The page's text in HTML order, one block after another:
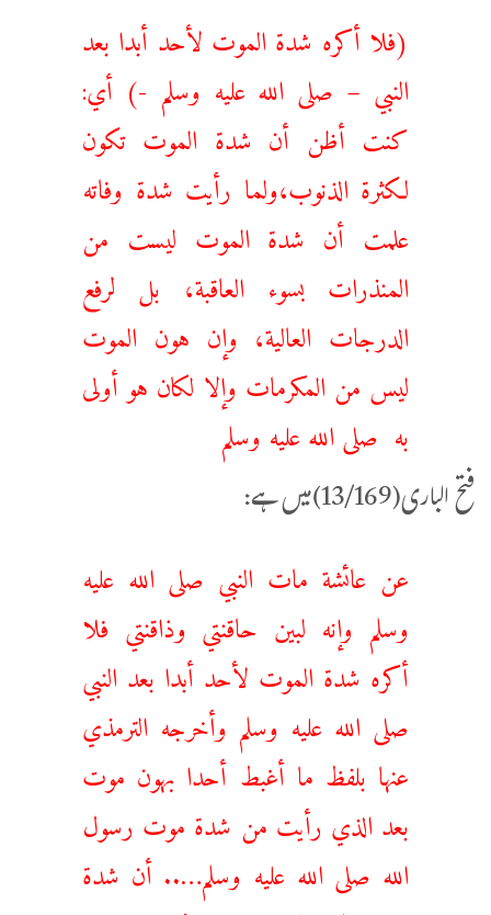
(فلا أكره شدة الموت لأحد أبدا بعد
النبي – صلى الله عليه وسلم -) أي:
كنت أظن أن شدة الموت تكون
لكثرة الذنوب،ولما رأيت شدة وفاته
علمت أن شدة الموت ليست من
المنذرات بسوء العاقبة، بل لرفع
الدرجات العالية، وإن هون الموت
ليس من المكرمات وإلا لكان هو أولى
به صلى الله عليه وسلم
فتح الباری(13/169)میں ہے:
عن عائشة مات النبي صلى الله عليه
وسلم وإنه لبين حاقنتي وذاقنتي ‌فلا
‌أكره ‌شدة ‌الموت لأحد أبدا بعد النبي
صلى الله عليه وسلم وأخرجه الترمذي
عنها بلفظ ما أغبط أحدا بهون موت
بعد الذي رأيت من شدة موت رسول
الله صلى الله عليه وسلم….. أن شدة